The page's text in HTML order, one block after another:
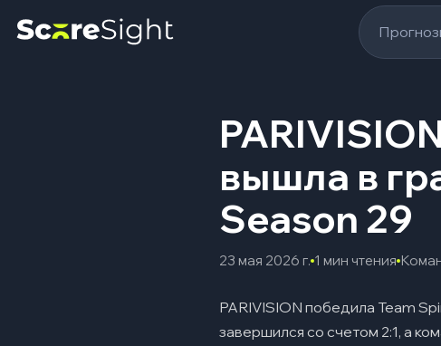
вышла в
Season 29
23 мая 2026 г. 1 мин чтения
PARIVISION победила Team
завершился со счетом 2:1, а